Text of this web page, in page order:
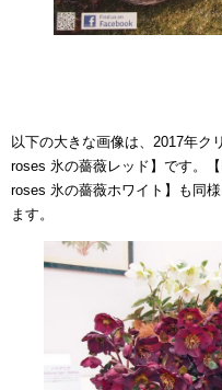
以下の大きな画像は、2017年ク
roses 氷の薔薇レッド】です。
roses 氷の薔薇ホワイト】も同
ます。